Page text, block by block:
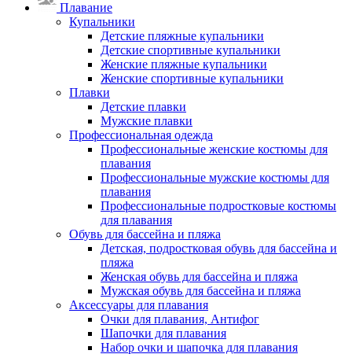
Плавание
Купальники
Детские пляжные купальники
Детские спортивные купальники
Женские пляжные купальники
Женские спортивные купальники
Плавки
Детские плавки
Мужские плавки
Профессиональная одежда
Профессиональные женские костюмы для
плавания
Профессиональные мужские костюмы для
плавания
Профессиональные подростковые костюмы
для плавания
Обувь для бассейна и пляжа
Детская, подростковая обувь для бассейна и
пляжа
Женская обувь для бассейна и пляжа
Мужская обувь для бассейна и пляжа
Аксессуары для плавания
Очки для плавания, Антифог
Шапочки для плавания
Набор очки и шапочка для плавания